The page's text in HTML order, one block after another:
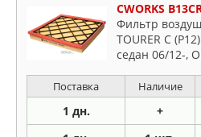
CWORKS
Фильтр
TOURER C
седан 06/12-,
Поставка Наличие
1 дн. +